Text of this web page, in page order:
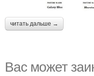
читать дальше →
Вас может